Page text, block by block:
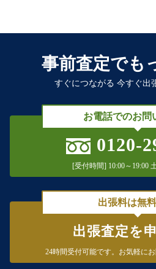
事前査定でも
すぐにつながる 今すぐ出
お電話でのお問
0120-
[受付時間] 10:00～19:00
出張料は無
出張査定を
24時間受付可能です。 お気軽に